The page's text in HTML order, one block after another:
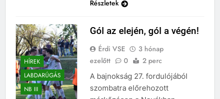
Részletek
HÍREK
LABDARÚGÁS
NB III
Gól az elején, gól a végén!
Érdi VSE
3 hónap
ezelőtt
0 2 perc
A bajnokság 27. fordulójából
szombatra előrehozott